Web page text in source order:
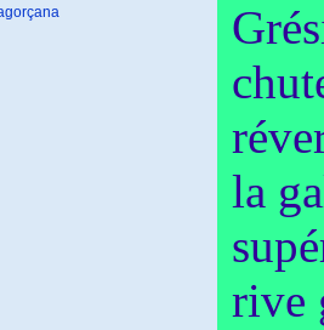
la
rive